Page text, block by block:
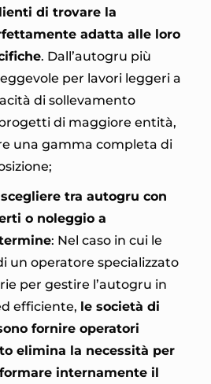
di trovare la
adatta alle loro
. Dall’autogru più
per lavori leggeri a
di sollevamento
di maggiore entità,
una gamma completa di
tra autogru con
o noleggio a
: Nel caso in cui le
un operatore specializzato
per gestire l’autogru in
efficiente, le società di
fornire operatori
elimina la necessità per
internamente il